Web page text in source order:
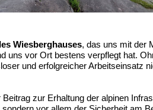
Wiesberghauses, das uns mit der
uns vor Ort bestens verpflegt hat.
und erfolgreicher Arbeitseinsatz
zur Erhaltung der alpinen